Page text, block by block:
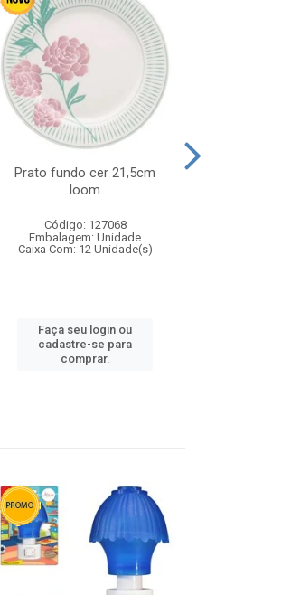
Prato fundo cer 21,5cm
loom
Código: 127068
Embalagem: Unidade
Caixa Com: 12 Unidade(s)
Faça seu login ou
cadastre-se para
comprar.